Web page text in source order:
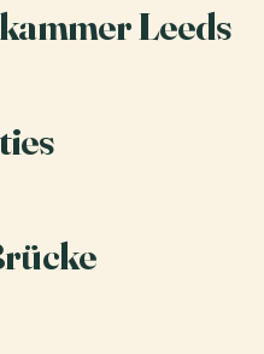
Leeds